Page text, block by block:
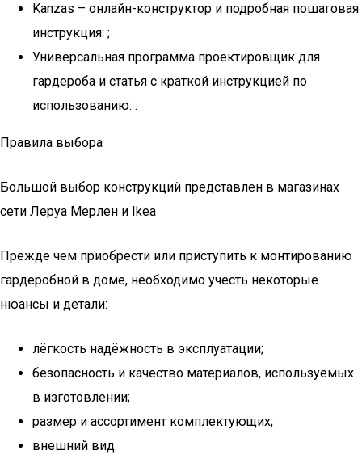
Kanzas – онлайн-конструктор и подробная пошаговая
инструкция: ;
Универсальная программа проектировщик для
гардероба и статья с краткой инструкцией по
использованию: .
Правила выбора
Большой выбор конструкций представлен в магазинах
сети Леруа Мерлен и Ikea
Прежде чем приобрести или приступить к монтированию
гардеробной в доме, необходимо учесть некоторые
нюансы и детали:
лёгкость надёжность в эксплуатации;
безопасность и качество материалов, используемых
в изготовлении;
размер и ассортимент комплектующих;
внешний вид.